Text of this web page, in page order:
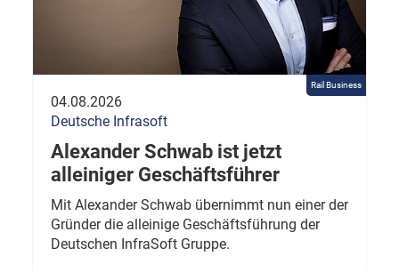
Rail Business
04.08.2026
Deutsche Infrasoft
Alexander Schwab ist jetzt
alleiniger Geschäftsführer
Mit Alexander Schwab übernimmt nun einer der
Gründer die alleinige Geschäftsführung der
Deutschen InfraSoft Gruppe.